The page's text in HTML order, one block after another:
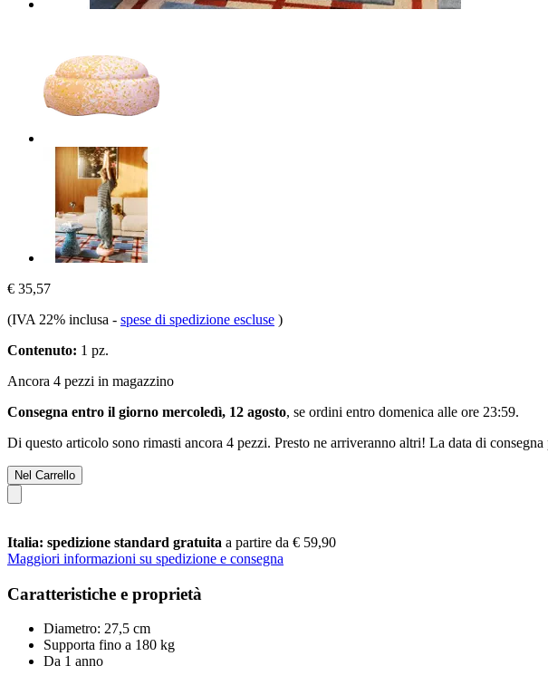
€ 35,57
(IVA 22% inclusa - spese di spedizione escluse )
Contenuto: 1 pz.
Ancora 4 pezzi in magazzino
Consegna entro il giorno mercoledì, 12 agosto, se ordini entro domenica alle ore 23:59.
Di questo articolo sono rimasti ancora 4 pezzi. Presto ne arriveranno altri! La data di
Nel Carrello
Italia: spedizione standard gratuita a partire da € 59,90
Maggiori informazioni su spedizione e consegna
Caratteristiche e proprietà
Diametro: 27,5 cm
Supporta fino a 180 kg
Da 1 anno